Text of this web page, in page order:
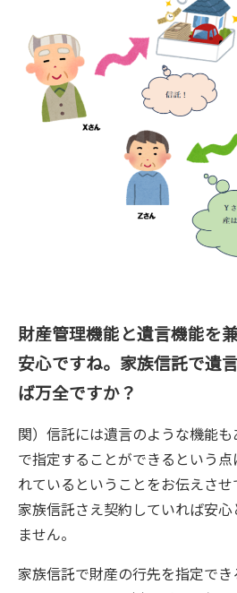
財産管理機能と遺言機能を
安心ですね。家族信託で遺
ば万全ですか？
関）信託には遺言のような機能
で指定することができるという
れているということをお伝えさせ
家族信託さえ契約していれば安
ません。
家族信託で財産の行先を指定で